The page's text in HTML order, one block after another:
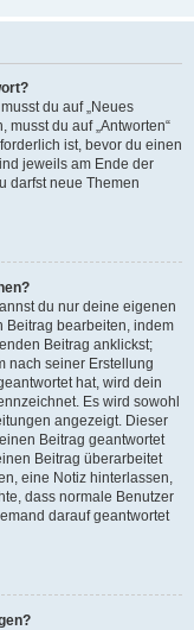
du auf „Neues
musst du auf „Antworten“
ist, bevor du einen
jeweils am Ende der
darfst neue Themen
du nur deine eigenen
Beitrag bearbeiten, indem
Beitrag anklickst;
nach seiner Erstellung
hat, wird dein
Es wird sowohl
angezeigt. Dieser
Beitrag geantwortet
Beitrag überarbeitet
eine Notiz hinterlassen,
dass normale Benutzer
darauf geantwortet